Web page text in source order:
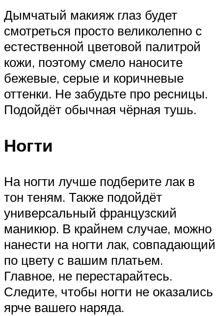
Дымчатый макияж глаз будет
смотреться просто великолепно с
естественной цветовой палитрой
кожи, поэтому смело наносите
бежевые, серые и коричневые
оттенки. Не забудьте про ресницы.
Подойдёт обычная чёрная тушь.
Ногти
На ногти лучше подберите лак в
тон теням. Также подойдёт
универсальный французский
маникюр. В крайнем случае, можно
нанести на ногти лак, совпадающий
по цвету с вашим платьем.
Главное, не перестарайтесь.
Следите, чтобы ногти не оказались
ярче вашего наряда.